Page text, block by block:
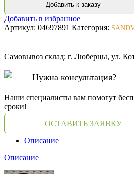
Добавить к заказу
Добавить в избранное
Артикул: 04697891 Категория:
Самовывоз склад: г. Люберцы, ул.
Нужна консультация?
Наши специалисты вам помогут
сроки!
ОСТАВИТЬ ЗАЯВКУ
Описание
Описание